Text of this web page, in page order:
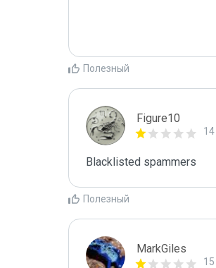
Полезный
Figure10
Blacklisted spammers
Полезный
MarkGiles